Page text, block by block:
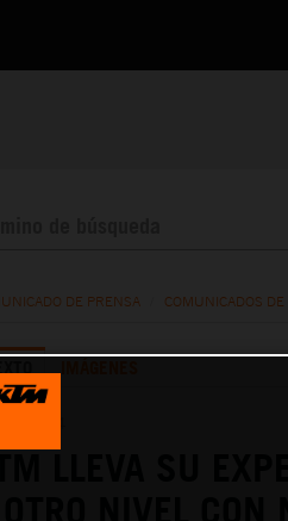
DE PRENSA COMUNICADOS